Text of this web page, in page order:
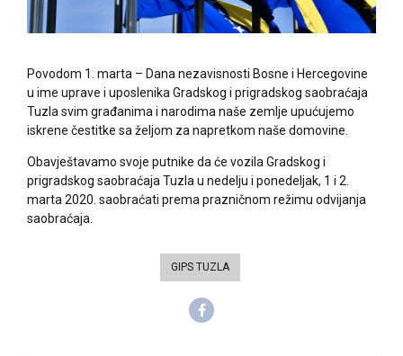
Povodom 1. marta – Dana nezavisnosti Bosne i Hercegovine
u ime uprave i uposlenika Gradskog i prigradskog saobraćaja
Tuzla svim građanima i narodima naše zemlje upućujemo
iskrene čestitke sa željom za napretkom naše domovine.
Obavještavamo svoje putnike da će vozila Gradskog i
prigradskog saobraćaja Tuzla u nedelju i ponedeljak, 1 i 2.
marta 2020. saobraćati prema prazničnom režimu odvijanja
saobraćaja.
GIPS TUZLA